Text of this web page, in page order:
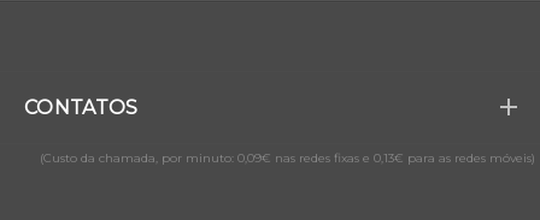
CONTATOS
(Custo da chamada, por minuto: 0,09€ nas redes fixas e 0,13€ para as redes móveis)